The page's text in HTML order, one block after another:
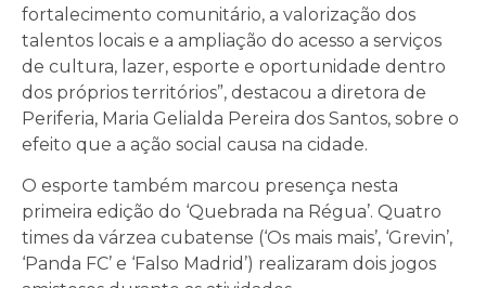
fortalecimento comunitário, a valorização dos
talentos locais e a ampliação do acesso a serviços
de cultura, lazer, esporte e oportunidade dentro
dos próprios territórios”, destacou a diretora de
Periferia, Maria Gelialda Pereira dos Santos, sobre o
efeito que a ação social causa na cidade.
O esporte também marcou presença nesta
primeira edição do ‘Quebrada na Régua’. Quatro
times da várzea cubatense (‘Os mais mais’, ‘Grevin’,
‘Panda FC’ e ‘Falso Madrid’) realizaram dois jogos